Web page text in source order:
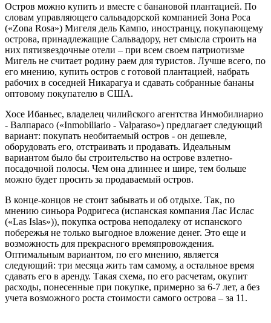
Остров можно купить и вместе с банановой плантацией. По
словам управляющего сальвадорской компанией Зона Роса
(«Zona Rosa») Мигеля дель Кампо, иностранцу, покупающему
острова, принадлежащие Сальвадору, нет смысла строить на
них пятизвездочные отели – при всем своем патриотизме
Мигель не считает родину раем для туристов. Лучше всего, по
его мнению, купить остров с готовой плантацией, набрать
рабочих в соседней Никарагуа и сдавать собранные бананы
оптовому покупателю в США.
Хосе Ибаньес, владелец чилийского агентства Инмобилиарио
- Валпарасо («Inmobiliario - Valparaso») предлагает следующий
вариант: покупать необитаемый остров - он дешевле,
оборудовать его, отстраивать и продавать. Идеальным
вариантом было бы строительство на острове взлетно-
посадочной полосы. Чем она длиннее и шире, тем больше
можно будет просить за продаваемый остров.
В конце-концов не стоит забывать и об отдыхе. Так, по
мнению синьора Родригеса (испанская компания Лас Ислас
(«Las Islas»)), покупка острова неподалеку от испанского
побережья не только выгодное вложение денег. Это еще и
возможность для прекрасного времяпровождения.
Оптимальным вариантом, по его мнению, является
следующий: три месяца жить там самому, а остальное время
сдавать его в аренду. Такая схема, по его расчетам, окупит
расходы, понесенные при покупке, примерно за 6-7 лет, а без
учета возможного роста стоимости самого острова – за 11.